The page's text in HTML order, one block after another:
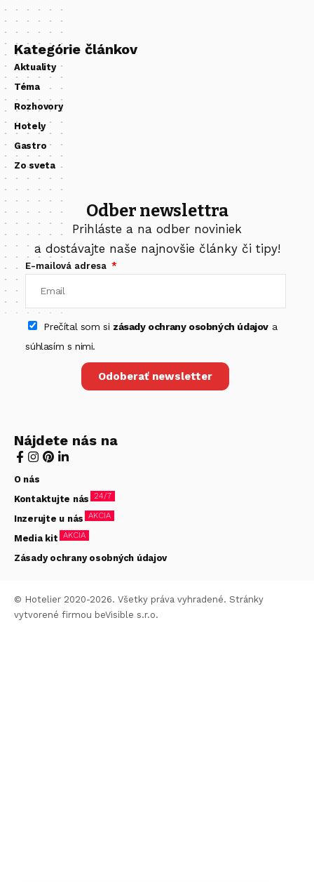
Kategórie článkov
Aktuality
Téma
Rozhovory
Hotely
Gastro
Zo sveta
Odber newslettra
Prihláste a na odber noviniek
a dostávajte naše najnovšie články či tipy!
E-mailová adresa
Prečítal som si zásady ochrany osobných údajova
súhlasím s nimi.
Odoberať newsletter
Nájdete nás na
O nás
Kontaktujte nás 24/7
Inzerujte u nás AKCIA
Media kit AKCIA
Zásady ochrany osobných údajov
© Hotelier 2020-2026. Všetky práva vyhradené. Stránky
vytvorené firmou beVisible s.r.o.